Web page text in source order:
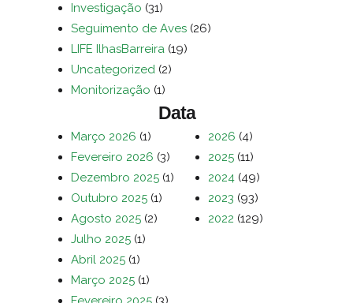
Investigação (31)
Seguimento de Aves (26)
LIFE IlhasBarreira (19)
Uncategorized (2)
Monitorização (1)
Data
Março 2026 (1)
Fevereiro 2026 (3)
Dezembro 2025 (1)
Outubro 2025 (1)
Agosto 2025 (2)
Julho 2025 (1)
Abril 2025 (1)
Março 2025 (1)
2026 (4)
2025 (11)
2024 (49)
2023 (93)
2022 (129)